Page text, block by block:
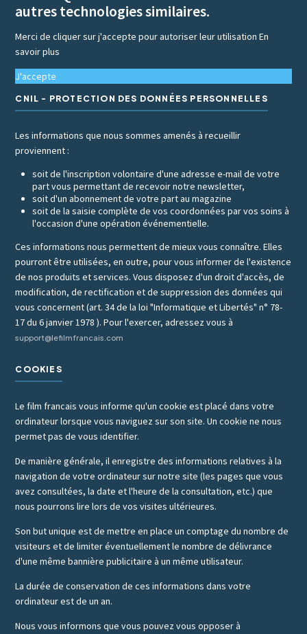
autres technologies similaires.
Merci de cliquer sur j'accepte pour autoriser leur utilisationEn
savoir plus
J'accepte
CNIL - PROTECTION DES DONNÉES PERSONNELLES
Les informations que nous sommes amenés à recueillir
proviennent :
soit de l'inscription volontaire d'une adresse e-mail de votre
part vous permettant de recevoir notre newsletter,
soit d'un abonnement de votre part au magazine
soit de la saisie complète de vos coordonnées par vos soins à
l'occasion d'une opération événementielle.
Ces informations nous permettent de mieux vous connaître. Elles
pourront être utilisées, en outre, pour vous informer de l'existence
de nos produits et services. Vous disposez d'un droit d'accès, de
modification, de rectification et de suppression des données qui
vous concernent (art. 34 de la loi "Informatique et Libertés" n° 78-
17 du 6 janvier 1978 ). Pour l'exercer, adressez vous à
support@lefilmfrancais.com
COOKIES
Le film francais vous informe qu'un cookie est placé dans votre
ordinateur lorsque vous naviguez sur son site. Un cookie ne nous
permet pas de vous identifier.
De manière générale, il enregistre des informations relatives à la
navigation de votre ordinateur sur notre site (les pages que vous
avez consultées, la date et l'heure de la consultation, etc.) que
nous pourrons lire lors de vos visites ultérieures.
Son but unique est de mettre en place un comptage du nombre de
visiteurs et de limiter éventuellement le nombre de délivrance
d'une même bannière publicitaire à un même utilisateur.
La durée de conservation de ces informations dans votre
ordinateur est de un an.
Nous vous informons que vous pouvez vous opposer à